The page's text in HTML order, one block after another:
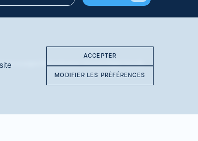
voyages Manuvie pour vous protéger lors de
ACCEPTER
MODIFIER LES PRÉFÉRENCES